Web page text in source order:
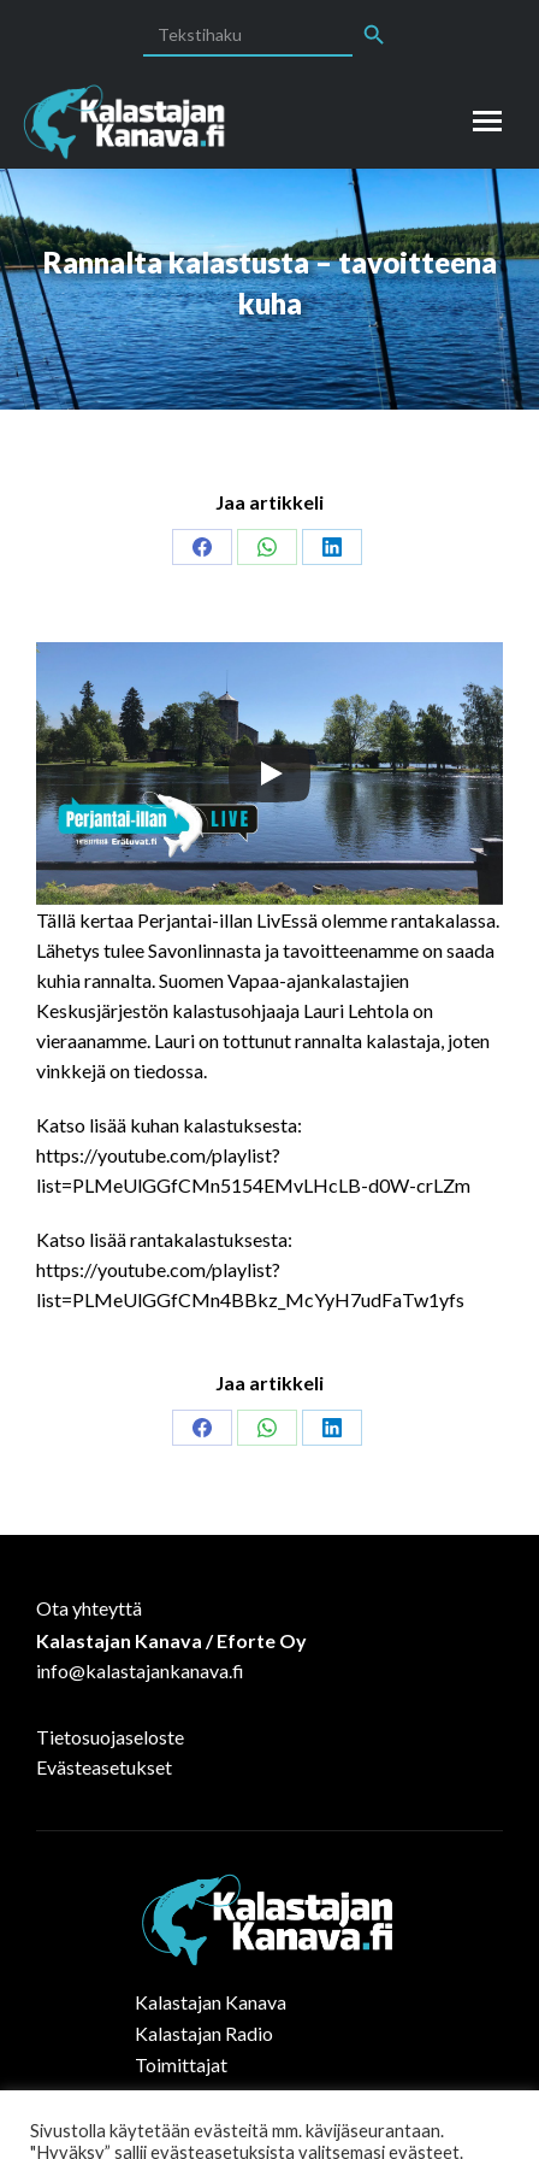
for:
Rannalta kalastusta – tavoitteena
kuha
Jaa artikkeli
Share
Share
Share
Tällä kertaa Perjantai-illan LivEssä olemme rantakalassa.
Lähetys tulee Savonlinnasta ja tavoitteenamme on saada
kuhia rannalta. Suomen Vapaa-ajankalastajien
Keskusjärjestön kalastusohjaaja Lauri Lehtola on
vieraanamme. Lauri on tottunut rannalta kalastaja, joten
vinkkejä on tiedossa.
Katso lisää kuhan kalastuksesta:
https://youtube.com/playlist?
list=PLMeUlGGfCMn5154EMvLHcLB-d0W-crLZm
Katso lisää rantakalastuksesta:
https://youtube.com/playlist?
list=PLMeUlGGfCMn4BBkz_McYyH7udFaTw1yfs
Jaa artikkeli
Share
Share
Share
Ota yhteyttä
Kalastajan Kanava / Eforte Oy
info@kalastajankanava.fi
Tietosuojaseloste
Evästeasetukset
Kalastajan Kanava
Kalastajan Radio
Toimittajat
Kalaruoka
Vapaa-ajan kalastus Suomessa
Sivustolla käytetään evästeitä mm. kävijäseurantaan.
"Hyväksy” sallii evästeasetuksista valitsemasi evästeet.